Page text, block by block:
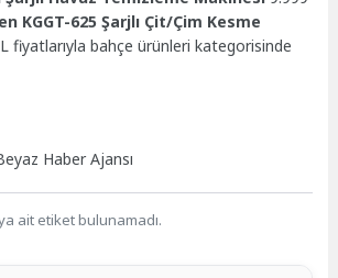
KGGT-625 Şarjlı Çit/Çim Kesme
fiyatlarıyla bahçe ürünleri kategorisinde
Haber Ajansı
ait etiket bulunamadı.